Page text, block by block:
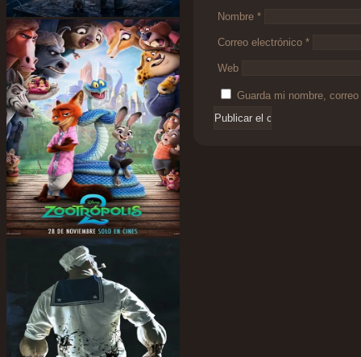
Nombre *
Correo electrónico *
Web
Guarda mi nombre,